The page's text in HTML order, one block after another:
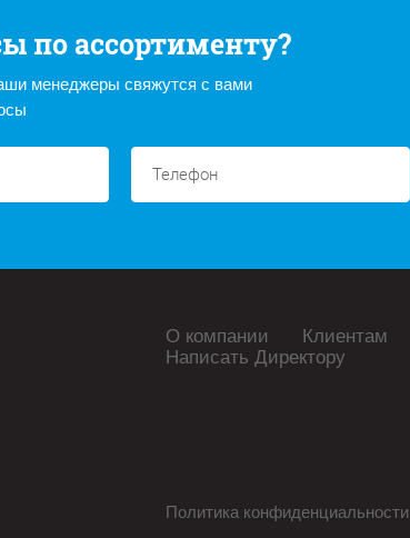
по ассортименту?
менеджеры свяжутся с вами
О компании Клиентам
Написать Директору
Политика конфиденциальности